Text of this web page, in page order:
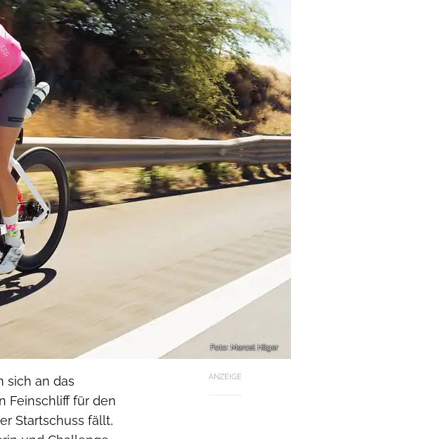
Foto: Marcel Hilger
ANZEIGE
sich an das
Feinschliff für den
Startschuss fällt,